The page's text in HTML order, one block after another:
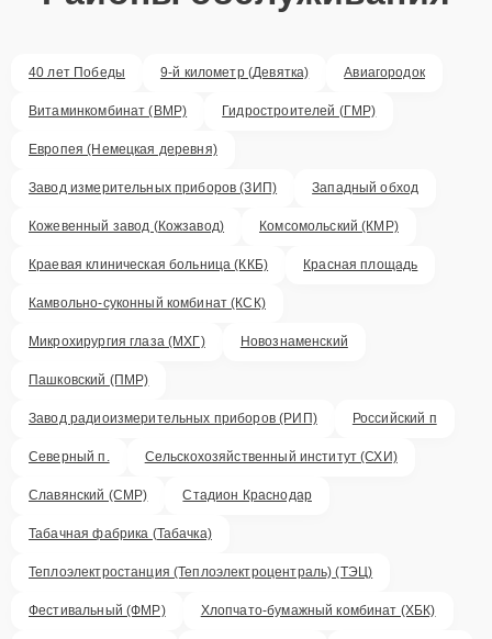
40 лет Победы 9-й километр (Девятка) Авиагородок
Витаминкомбинат (ВМР) Гидростроителей (ГМР)
Европея (Немецкая деревня)
Завод измерительных приборов (ЗИП) Западный обход
Кожевенный завод (Кожзавод) Комсомольский (КМР)
Краевая клиническая больница (ККБ) Красная площадь
Камвольно-суконный комбинат (КСК)
Микрохирургия глаза (МХГ) Новознаменский
Пашковский (ПМР)
Завод радиоизмерительных приборов (РИП) Российский п
Северный п. Сельскохозяйственный институт (СХИ)
Славянский (СМР) Стадион Краснодар
Табачная фабрика (Табачка)
Теплоэлектростанция (Теплоэлектроцентраль) (ТЭЦ)
Фестивальный (ФМР) Хлопчато-бумажный комбинат (ХБК)